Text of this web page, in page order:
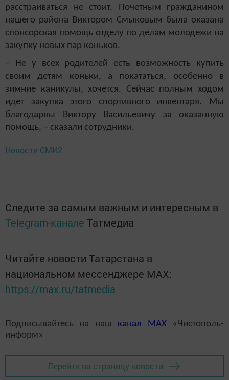
расстраиваться не стоит. Почетным гражданином
нашего района Виктором Смыковым была оказана
спонсорская помощь отделу по делам молодежи на
закупку новых пар коньков.
– Не у всех родителей есть возможность купить
своим детям коньки, а покататься, особенно в
зимние каникулы, хочется. Сейчас полным ходом
идет закупка этого спортивного инвентаря. Мы
благодарны Виктору Васильевичу за оказанную
помощь, – сказали сотрудники.
Новости СМИ2
Следите за самым важным и интересным в
Telegram-канале Татмедиа
Читайте новости Татарстана в
национальном мессенджере MАХ:
https://max.ru/tatmedia
Подписывайтесь на наш канал MAX«Чистополь-
информ»
Перейти на страницу новости